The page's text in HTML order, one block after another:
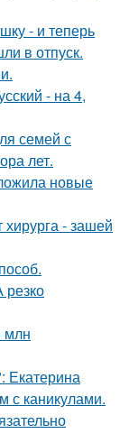
- и теперь
в отпуск.
- на 4,
семей с
лет.
новые
хирурга - зашей
млн
Екатерина
с каникулами.